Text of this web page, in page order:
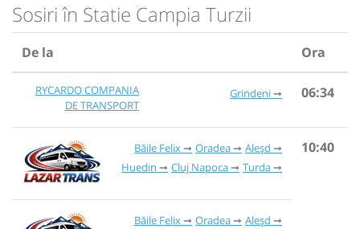
Sosiri în Statie Campia Turzii
De la Ora
RYCARDO COMPANIA
DE TRANSPORT
Grindeni 06:34
Băile Felix Oradea
Aleșd
Huedin
Cluj Napoca Turda
10:40
Băile Felix Oradea
Aleșd